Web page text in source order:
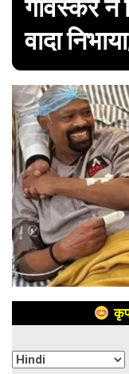
गावस्कर ने
वादा